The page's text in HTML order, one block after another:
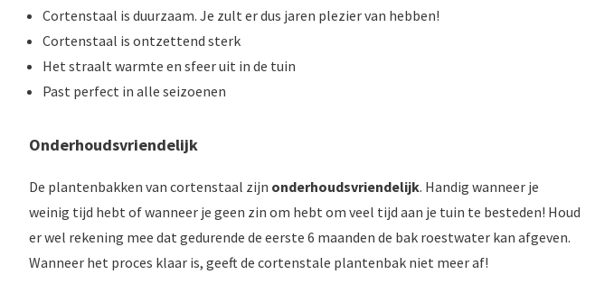
Cortenstaal is duurzaam. Je zult er dus jaren plezier van hebben!
Cortenstaal is ontzettend sterk
Het straalt warmte en sfeer uit in de tuin
Past perfect in alle seizoenen
Onderhoudsvriendelijk
De plantenbakken van cortenstaal zijn onderhoudsvriendelijk. Handig wanneer je
weinig tijd hebt of wanneer je geen zin om hebt om veel tijd aan je tuin te besteden! Houd
er wel rekening mee dat gedurende de eerste 6 maanden de bak roestwater kan afgeven.
Wanneer het proces klaar is, geeft de cortenstale plantenbak niet meer af!